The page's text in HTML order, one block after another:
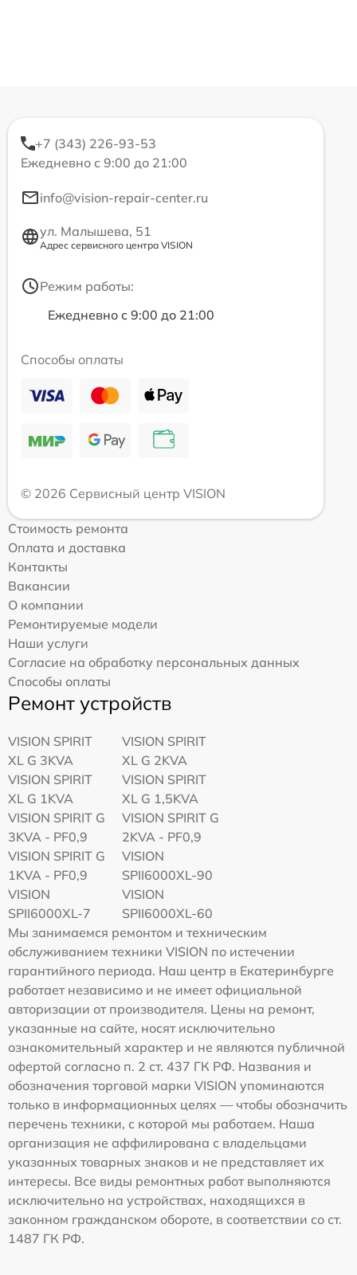
+7 (343) 226-93-53
Ежедневно с 9:00 до 21:00
info@vision-repair-center.ru
ул. Малышева, 51
Адрес сервисного центра VISION
Режим работы:
Ежедневно с 9:00 до 21:00
Способы оплаты
© 2026 Сервисный центр VISION
Стоимость ремонта
Оплата и доставка
Контакты
Вакансии
О компании
Ремонтируемые модели
Наши услуги
Согласие на обработку персональных данных
Способы оплаты
Ремонт устройств
VISION SPIRIT
XL G 3KVA
VISION SPIRIT
XL G 2KVA
VISION SPIRIT
XL G 1KVA
VISION SPIRIT
XL G 1,5KVA
VISION SPIRIT G
3KVA - PF0,9
VISION SPIRIT G
2KVA - PF0,9
VISION SPIRIT G
1KVA - PF0,9
VISION
SPII6000XL-90
VISION
SPII6000XL-7
VISION
SPII6000XL-60
Мы занимаемся ремонтом и техническим
обслуживанием техники VISION по истечении
гарантийного периода. Наш центр в Екатеринбурге
работает независимо и не имеет официальной
авторизации от производителя. Цены на ремонт,
указанные на сайте, носят исключительно
ознакомительный характер и не являются публичной
офертой согласно п. 2 ст. 437 ГК РФ. Названия и
обозначения торговой марки VISION упоминаются
только в информационных целях — чтобы обозначить
перечень техники, с которой мы работаем. Наша
организация не аффилирована с владельцами
указанных товарных знаков и не представляет их
интересы. Все виды ремонтных работ выполняются
исключительно на устройствах, находящихся в
законном гражданском обороте, в соответствии со ст.
1487 ГК РФ.